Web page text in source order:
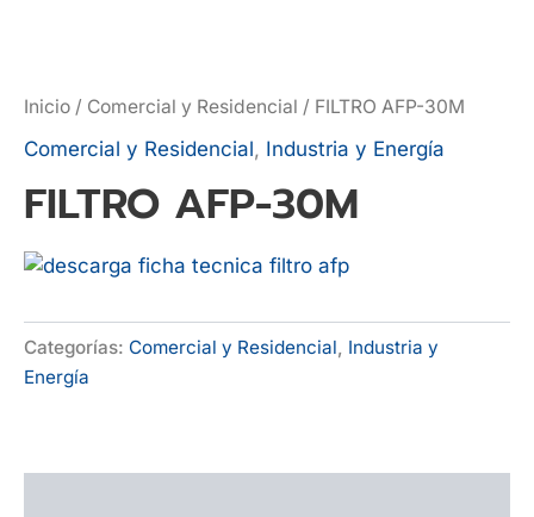
Inicio / Comercial y Residencial / FILTRO AFP-30M
Comercial y Residencial, Industria y Energía
FILTRO AFP-30M
Categorías: Comercial y Residencial Industria y
Energía